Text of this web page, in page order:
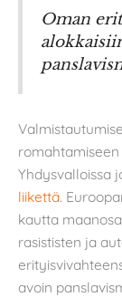
Oman
Yhdysvalloissa
liikettä.
kautta
rasististen ja
avoin